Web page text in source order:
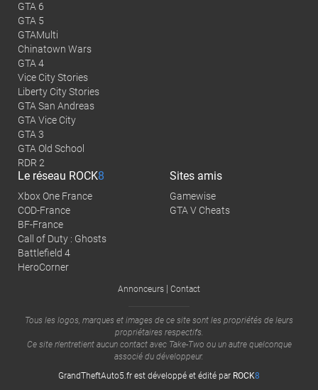
GTA 6
GTA 5
GTAMulti
Chinatown Wars
GTA 4
Vice City Stories
Liberty City Stories
GTA San Andreas
GTA Vice City
GTA 3
GTA Old School
RDR 2
Le réseau ROCK8
Xbox One France
COD-France
BF-France
Call of Duty : Ghosts
Battlefield 4
HeroCorner
Sites amis
Gamewise
GTA V Cheats
Annonceurs | Contact
Tous les logos, marques et images de ce site sont les propriétés de leurs
propriétaires respectifs.
Ce site n'entretient aucun contact avec Take-Two ou un autre quelconque
associé du développeur.
GrandTheftAuto5.fr est développé et édité par ROCK8